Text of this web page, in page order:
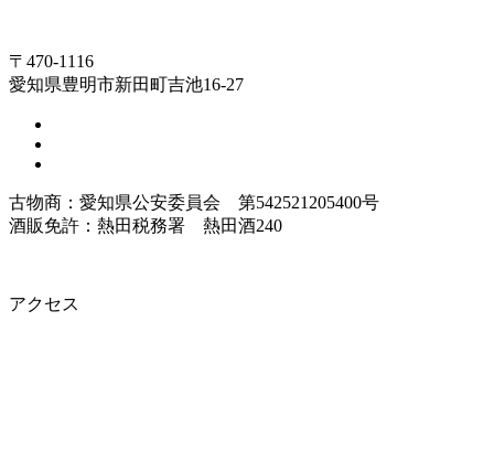
〒470-1116
愛知県豊明市新田町吉池16-27
古物商：愛知県公安委員会 第542521205400号
酒販免許：熱田税務署 熱田酒240
アクセス